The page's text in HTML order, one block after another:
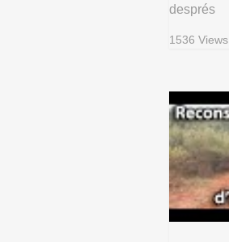
després
1536 Views